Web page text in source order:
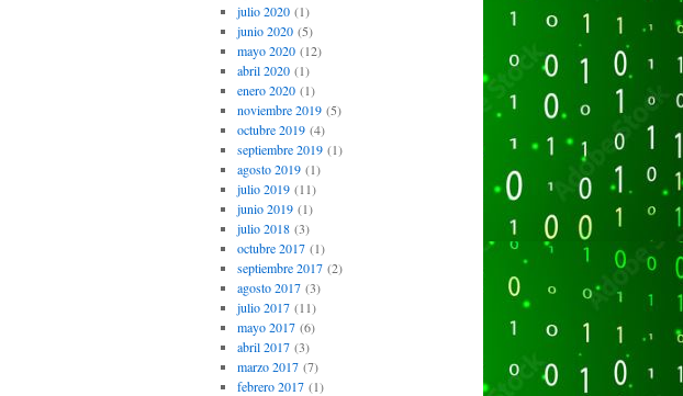
julio 2020(1)
junio 2020(5)
mayo 2020(12)
abril 2020(1)
enero 2020(1)
noviembre 2019(5)
octubre 2019(4)
septiembre 2019(1)
agosto 2019(1)
julio 2019(11)
junio 2019(1)
julio 2018(3)
octubre 2017(1)
septiembre 2017(2)
agosto 2017(3)
julio 2017(11)
mayo 2017(6)
abril 2017(3)
marzo 2017(7)
febrero 2017(1)